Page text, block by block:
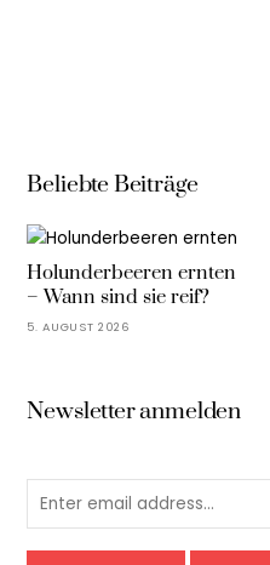
Beliebte Beiträge
Holunderbeeren ernten
– Wann sind sie reif?
5. AUGUST 2026
Newsletter anmelden